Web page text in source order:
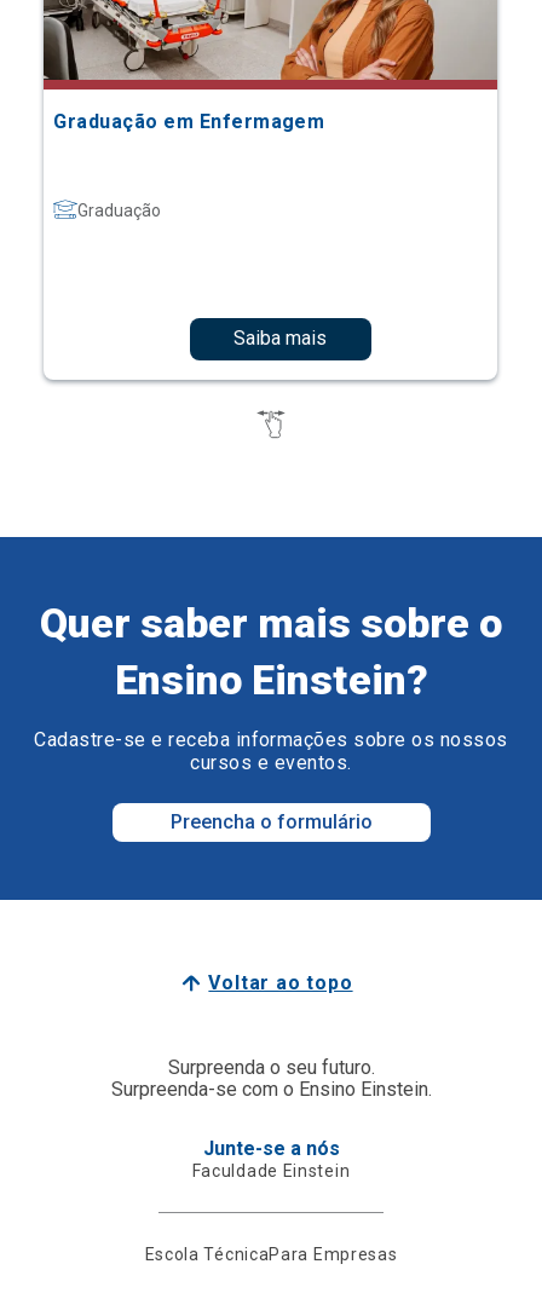
Graduação em Enfermagem
Graduação
Saiba mais
Quer saber mais sobre o
Ensino Einstein?
Cadastre-se e receba informações sobre os nossos
cursos e eventos.
Preencha o formulário
Voltar ao topo
Surpreenda o seu futuro.
Surpreenda-se com o Ensino Einstein.
Junte-se a nós
Faculdade Einstein
Escola TécnicaPara Empresas